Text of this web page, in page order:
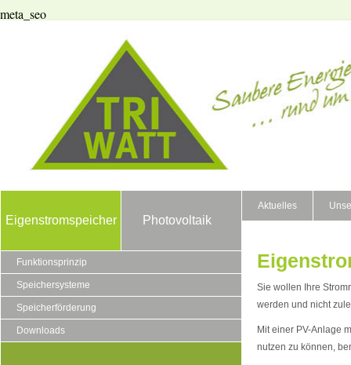
meta_seo
Eigenstromspeicher Photovoltaik
Aktuelles
Funktionsprinzip
Speichersysteme
Speicherförderung
Downloads
Sie wollen Ihre
werden und nicht
Mit einer PV-Anlage
nutzen zu können,